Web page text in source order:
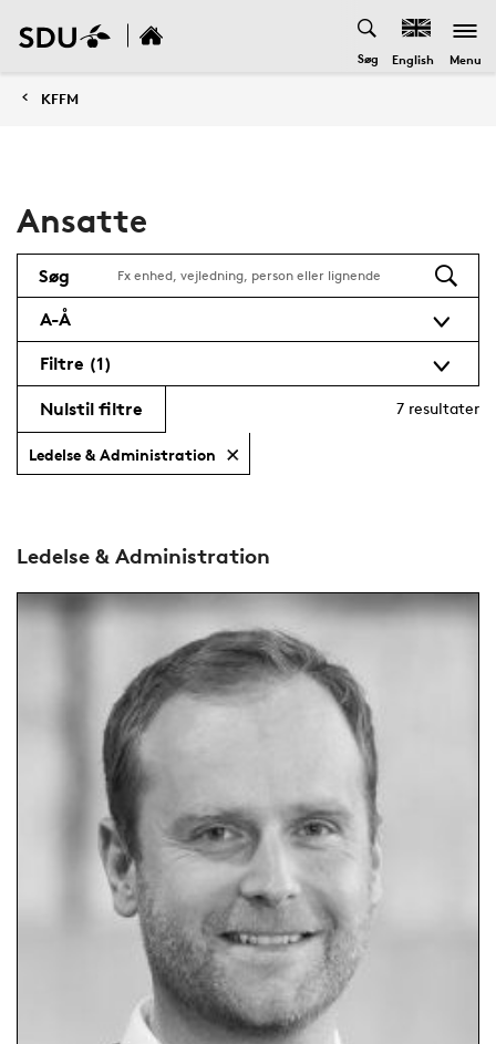
Søg English Menu
KFFM
Ansatte
Filtre (1)
A-Å
Søg
7 resultater
Nulstil filtre
Ledelse & Administration
Ledelse & Administration